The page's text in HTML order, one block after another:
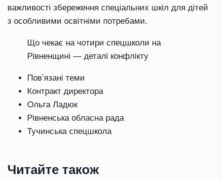
важливості збереження спеціальних шкіл для дітей
з особливими освітніми потребами.
Що чекає на чотири спецшколи на
Рівненщині — деталі конфлікту
Повʼязані теми
Контракт директора
Ольга Ладюк
Рівненська обласна рада
Тучинська спецшкола
Читайте також